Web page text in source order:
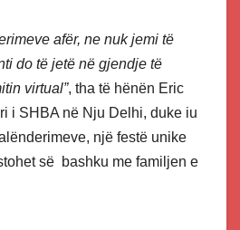
afër, ne nuk jemi të
do të jetë në gjendje të
virtual”, tha të hënën Eric
i SHBA në Nju Delhi, duke iu
një festë unike
së bashku me familjen e